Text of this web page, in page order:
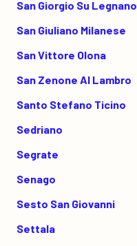
San Giorgio Su Legnano
San Giuliano Milanese
San Vittore Olona
San Zenone Al Lambro
Santo Stefano Ticino
Sedriano
Segrate
Senago
Sesto San Giovanni
Settala